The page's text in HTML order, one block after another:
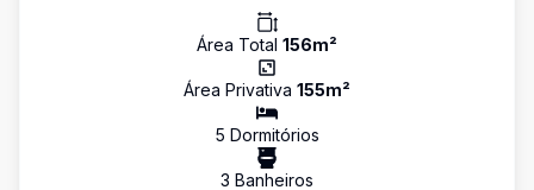
Área Total 156m²
Área Privativa 155m²
5 Dormitórios
3 Banheiros